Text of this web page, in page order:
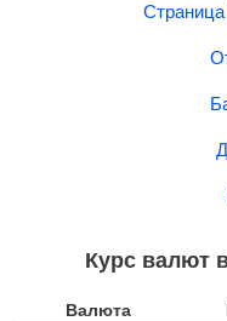
Страница
Курс валют
Валюта